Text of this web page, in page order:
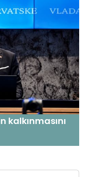
kalkınmasını